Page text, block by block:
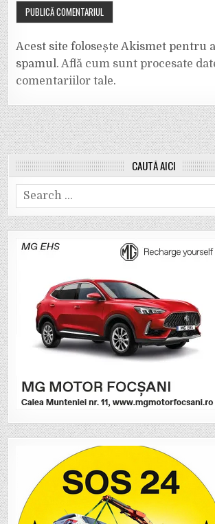
Acest site folosește Akismet pentru
spamul. Află cum sunt procesate
comentariilor tale.
CAUTĂ AICI
Search
for: